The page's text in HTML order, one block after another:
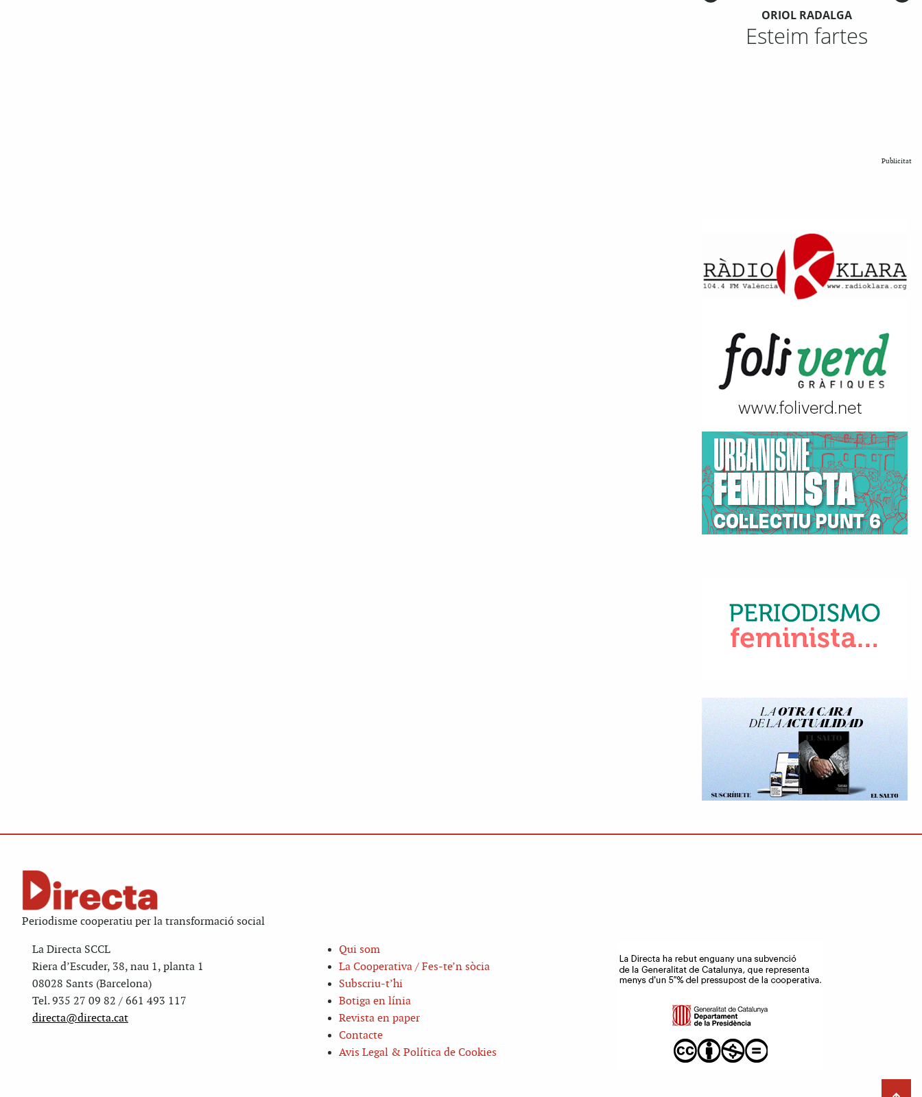
ORIOL RADALGA
Esteim fartes
Publicitat
Periodisme cooperatiu per la transformació social
La Directa SCCL
Riera d’Escuder, 38, nau 1, planta 1
08028 Sants (Barcelona)
Tel. 935 27 09 82 / 661 493 117
directa@directa.cat
Qui som
La Cooperativa / Fes-te’n sòcia
Subscriu-t’hi
Botiga en línia
Revista en paper
Contacte
Avis Legal & Política de Cookies